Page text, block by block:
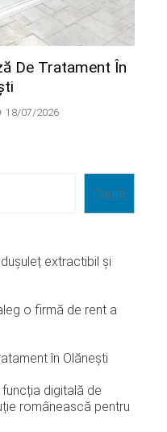
De Tratament În
18/07/2026
Caută
extractibil și
o firmă de rent a
în Olănești
digitală de
românească pentru